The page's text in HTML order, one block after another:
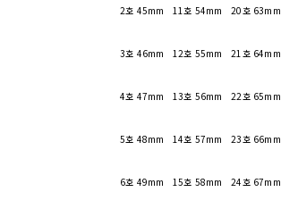
2호 45mm 11호 54mm 20호 63mm
3호 46mm 12호 55mm 21호 64mm
4호 47mm 13호 56mm 22호 65mm
5호 48mm 14호 57mm 23호 66mm
6호 49mm 15호 58mm 24호 67mm